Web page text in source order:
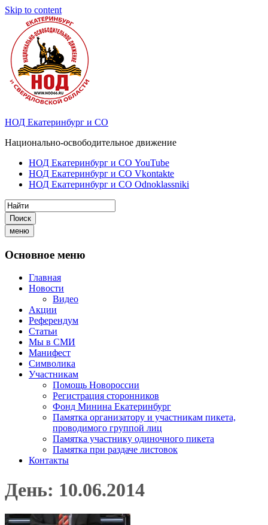
Skip to content
НОД Екатеринбург и СО
Национально-освободительное движение
НОД Екатеринбург и СО YouTube
НОД Екатеринбург и СО Vkontakte
НОД Екатеринбург и СО Odnoklassniki
Поиск
меню
Основное меню
Главная
Новости
Видео
Акции
Референдум
Статьи
Мы в СМИ
Манифест
Символика
Участникам
Помощь Новороссии
Регистрация сторонников
Фонд Минина Екатеринбург
Памятка организатору и участникам пикета,
проводимого группой лиц
Памятка участнику одиночного пикета
Памятка при раздаче листовок
Контакты
День: 10.06.2014